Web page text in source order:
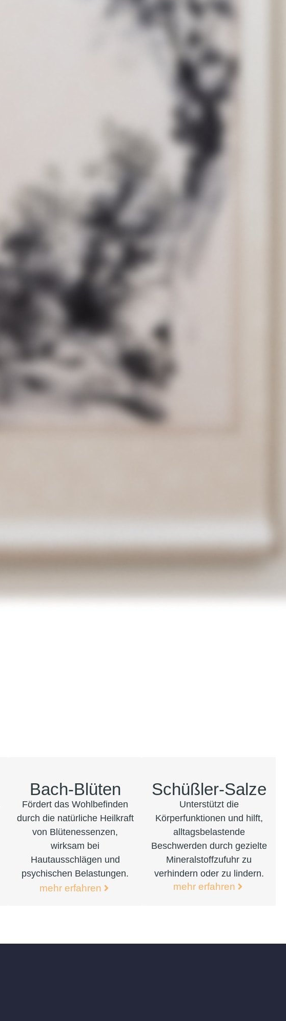
Bach-Blüten
Fördert das Wohlbefinden
durch die natürliche Heilkraft
von Blütenessenzen,
wirksam bei
Hautausschlägen und
psychischen Belastungen.
mehr erfahren
Schüßler-Salze
Unterstützt die
Körperfunktionen und hilft,
alltagsbelastende
Beschwerden durch gezielte
Mineralstoffzufuhr zu
verhindern oder zu lindern.
mehr erfahren